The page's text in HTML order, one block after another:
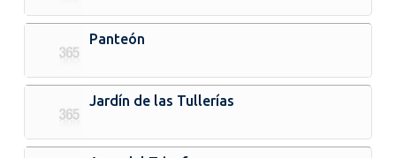
Panteón
Jardín de las Tullerías